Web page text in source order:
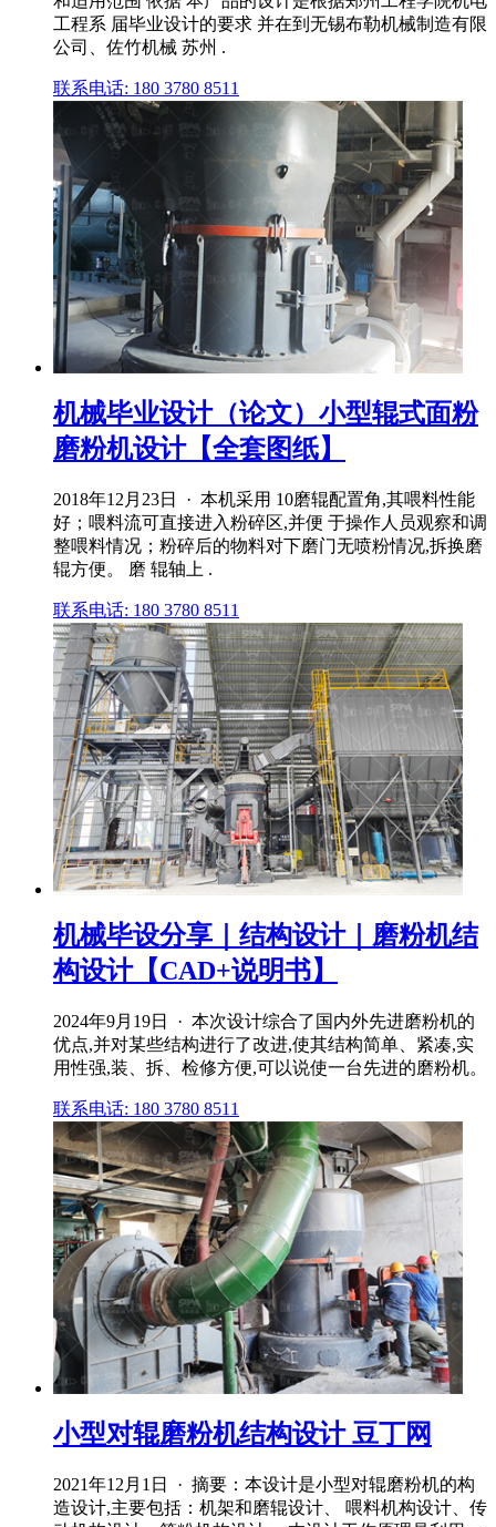
工程系 届毕业设计的要求 并在到无锡布勒机械制造有限
公司、佐竹机械 苏州 .
联系电话: 180 3780 8511
机械毕业设计（论文）小型辊式面粉
磨粉机设计【全套图纸】
2018年12月23日 · 本机采用 10磨辊配置角,其喂料性能
好；喂料流可直接进入粉碎区,并便 于操作人员观察和调
整喂料情况；粉碎后的物料对下磨门无喷粉情况,拆换磨
辊方便。 磨 辊轴上 .
联系电话: 180 3780 8511
机械毕设分享｜结构设计｜磨粉机结
构设计【CAD+说明书】
2024年9月19日 · 本次设计综合了国内外先进磨粉机的
优点,并对某些结构进行了改进,使其结构简单、紧凑,实
用性强,装、拆、检修方便,可以说使一台先进的磨粉机。
联系电话: 180 3780 8511
小型对辊磨粉机结构设计 豆丁网
2021年12月1日 · 摘要：本设计是小型对辊磨粉机的构
造设计,主要包括：机架和磨辊设计、 喂料机构设计、传